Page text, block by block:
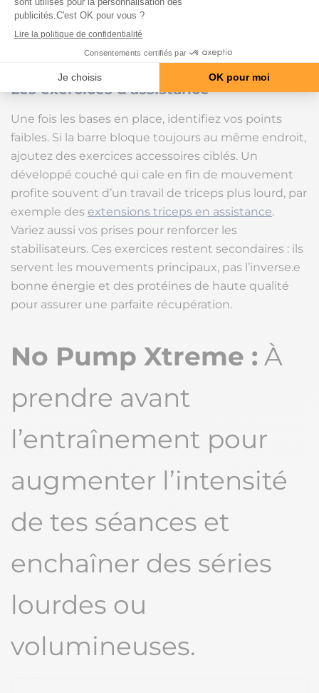
une base de poussée rigide. Cela protège vos
articulations et améliore le transfert de force. Au
développé militaire debout, gainez vos abdominaux
pour éviter de creuser le bas du dos.
Les exercices d’assistance
Une fois les bases en place, identifiez vos points
faibles. Si la barre bloque toujours au même endroit,
ajoutez des exercices accessoires ciblés. Un
développé couché qui cale en fin de mouvement
profite souvent d’un travail de triceps plus lourd, par
exemple des extensions triceps en assistance.
Variez aussi vos prises pour renforcer les
stabilisateurs. Ces exercices restent secondaires : ils
servent les mouvements principaux, pas l’inverse.e
bonne énergie et des protéines de haute qualité
pour assurer une parfaite récupération.
No Pump Xtreme : À
prendre avant
l’entraînement pour
augmenter l’intensité
de tes séances et
enchaîner des séries
lourdes ou
volumineuses.